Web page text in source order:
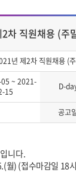
차 직원채용 (주
년 제2차 직원채용 (
~ 2021-
15
D-
공고
니다.
월) (접수마감일 18